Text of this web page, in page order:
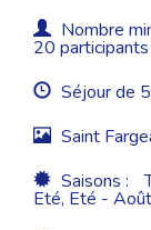
Nombre
20 participants
Séjour de
Saint
Saisons :
Eté, Eté -